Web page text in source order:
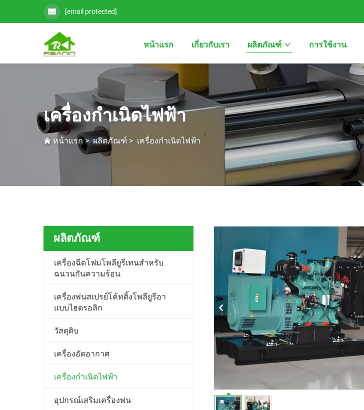
[email protected]
หน้าแรก เกี่ยวกับเรา ผลิตภัณฑ์ การใช้งาน
เครื่องกำเนิดไฟฟ้า
หน้าแรก>ผลิตภัณฑ์ > เครื่องกำเนิดไฟฟ้า
ผลิตภัณฑ์
เครื่องฉีดโฟมโพลียูรีเทนสำหรับ
ฉนวนกันความร้อน
เครื่องพ่นสเปรย์โค้ทติ้งโพลียูรีอา
แบบไฮดรอลิก
วัสดุดิบ
เครื่องอัดอากาศ
เครื่องกำเนิดไฟฟ้า
อุปกรณ์เสริมเครื่องพ่น